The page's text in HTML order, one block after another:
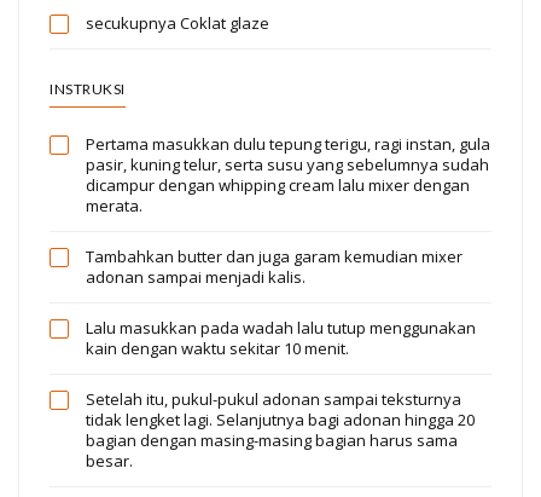
secukupnya Coklat glaze
INSTRUKSI
Pertama masukkan dulu tepung terigu, ragi instan, gula
pasir, kuning telur, serta susu yang sebelumnya sudah
dicampur dengan whipping cream lalu mixer dengan
merata.
Tambahkan butter dan juga garam kemudian mixer
adonan sampai menjadi kalis.
Lalu masukkan pada wadah lalu tutup menggunakan
kain dengan waktu sekitar 10 menit.
Setelah itu, pukul-pukul adonan sampai teksturnya
tidak lengket lagi. Selanjutnya bagi adonan hingga 20
bagian dengan masing-masing bagian harus sama
besar.